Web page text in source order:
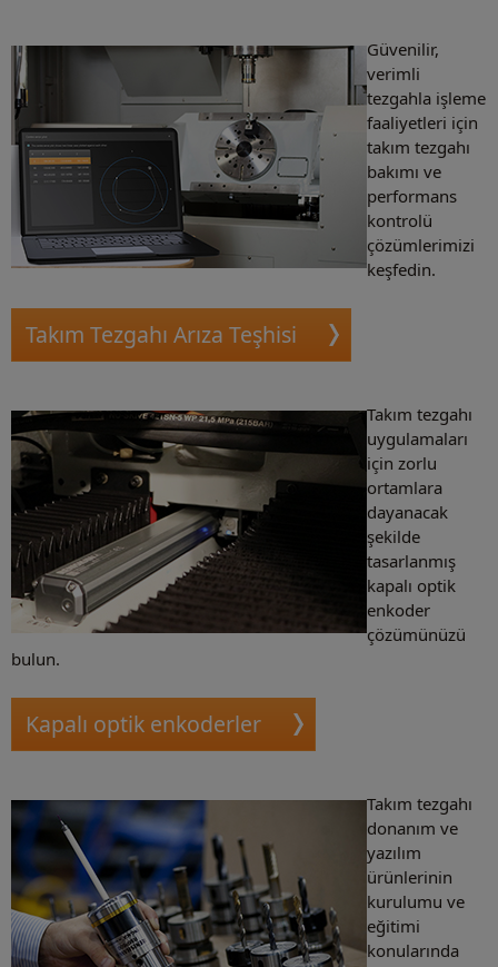
Güvenilir,
verimli
tezgahla işleme
faaliyetleri için
takım tezgahı
bakımı ve
performans
kontrolü
çözümlerimizi
keşfedin.
Takım Tezgahı Arıza Teşhisi
Takım tezgahı
uygulamaları
için zorlu
ortamlara
dayanacak
şekilde
tasarlanmış
kapalı optik
enkoder
çözümünüzü
bulun.
Kapalı optik enkoderler
Takım tezgahı
donanım ve
yazılım
ürünlerinin
kurulumu ve
eğitimi
konularında